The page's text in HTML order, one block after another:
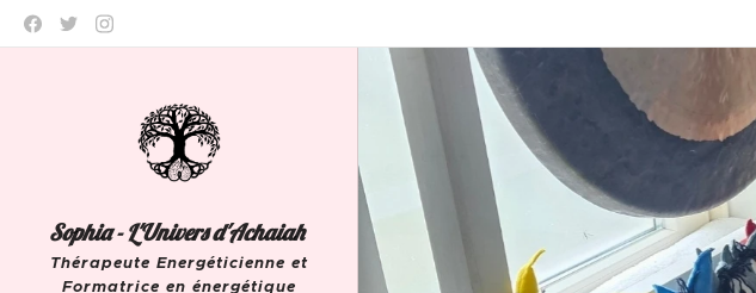
Sophia - L'Univers d'Achaiah
Thérapeute Energéticienne et
Formatrice en énergétique